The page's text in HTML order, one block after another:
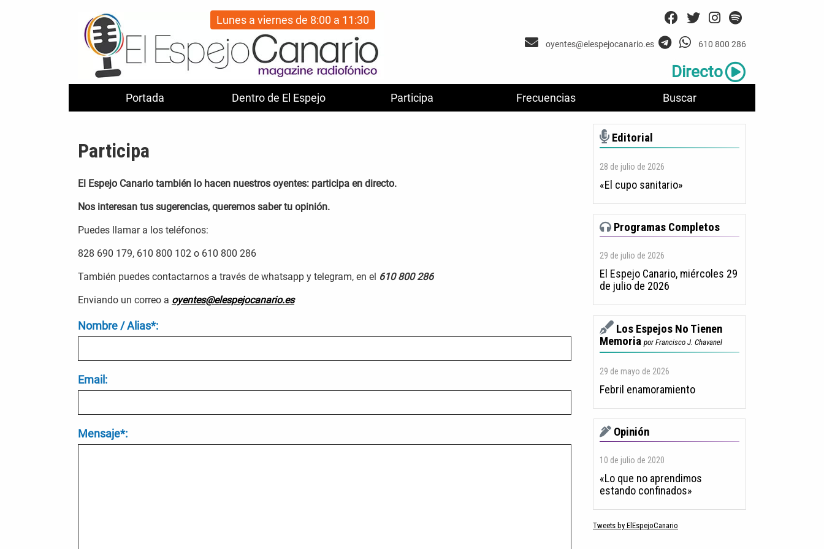
Portada Dentro de El Espejo Participa Frecuencias Buscar
Lunes a viernes de 8:00 a 11:30
oyentes@elespejocanario.es 610 800 286
Directo
Participa
El Espejo Canario también lo hacen nuestros oyentes: participa en directo.
Nos interesan tus sugerencias, queremos saber tu opinión.
Puedes llamar a los teléfonos:
828 690 179, 610 800 102 o 610 800 286
También puedes contactarnos a través de whatsapp y telegram, en el 610 800 286
Enviando un correo a oyentes@elespejocanario.es
Nombre / Alias*:
Email:
Mensaje*:
Editorial
28 de julio de 2026
«El cupo sanitario»
Programas Completos
29 de julio de 2026
El Espejo Canario, miércoles 29
de julio de 2026
Los Espejos No Tienen
Memoria por Francisco J. Chavanel
29 de mayo de 2026
Febril enamoramiento
Opinión
10 de julio de 2020
«Lo que no aprendimos
estando confinados»
Tweets by ElEspejoCanario